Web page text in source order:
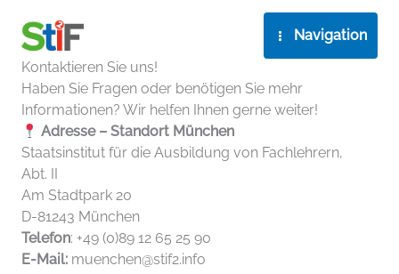
Inhalt
springen
Navigation
Kontaktieren Sie uns!
Haben Sie Fragen oder benötigen Sie mehr
Informationen? Wir helfen Ihnen gerne weiter!
Adresse – Standort München
Staatsinstitut für die Ausbildung von Fachlehrern,
Abt. II
Am Stadtpark 20
D-81243 München
Telefon: +49 (0)89 12 65 25 90
E-Mail: muenchen@stif2.info